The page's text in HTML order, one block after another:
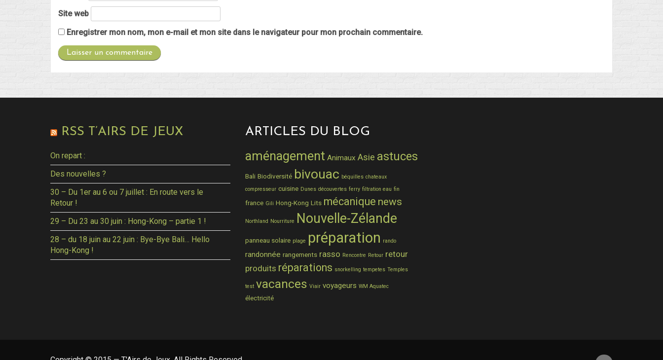
Site web
Enregistrer mon nom, mon e-mail et mon site dans le navigateur pour mon prochain commentaire.
RSS T’AIRS DE JEUX
On repart :
Des nouvelles ?
30 – Du 1er au 6 ou 7 juillet : En route vers le
Retour !
29 – Du 23 au 30 juin : Hong-Kong – partie 1 !
28 – du 18 juin au 22 juin : Bye-Bye Bali… Hello
Hong-Kong !
ARTICLES DU BLOG
aménagement Animaux Asie astuces
Bali Biodiversité bivouac béquilles chateaux
compresseur cuisine Dunes découvertes ferry filtration eau fin
france Gili Hong-Kong Lits mécanique news
Northland Nourriture Nouvelle-Zélande
panneau solaire plage préparation rando
randonnée rangements rasso Rencontre Retour retour
produits réparations snorkelling tempetes Temples
test vacances Viair voyageurs WM Aquatec
électricité